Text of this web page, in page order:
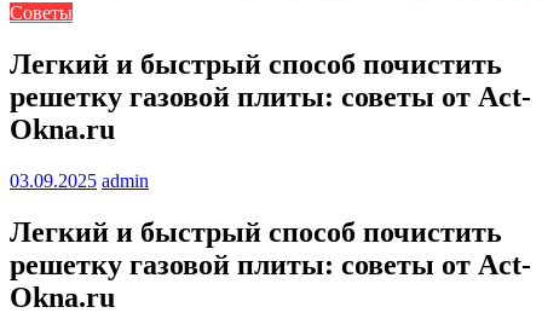
Советы
Легкий и быстрый способ почистить
решетку газовой плиты: советы от Act-
Okna.ru
03.09.2025 admin
Легкий и быстрый способ почистить
решетку газовой плиты: советы от Act-
Okna.ru